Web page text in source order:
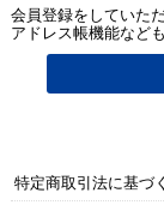
会員登録をしていた
アドレス帳機能など
特定商取引法に基づ